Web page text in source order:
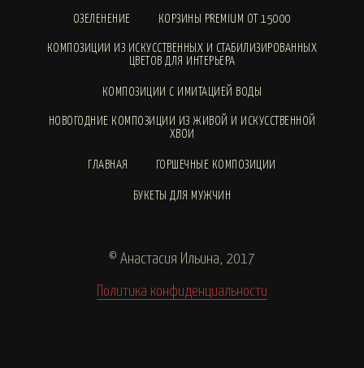
ОЗЕЛЕНЕНИЕ КОРЗИНЫ PREMIUM ОТ 15000
КОМПОЗИЦИИ ИЗ ИСКУССТВЕННЫХ И СТАБИЛИЗИРОВАННЫХ
ЦВЕТОВ ДЛЯ ИНТЕРЬЕРА
КОМПОЗИЦИИ С ИМИТАЦИЕЙ ВОДЫ
НОВОГОДНИЕ КОМПОЗИЦИИ ИЗ ЖИВОЙ И ИСКУССТВЕННОЙ
ХВОИ
ГЛАВНАЯ ГОРШЕЧНЫЕ КОМПОЗИЦИИ
БУКЕТЫ ДЛЯ МУЖЧИН
© Анастасия Ильина, 2017
Политика конфиденциальности